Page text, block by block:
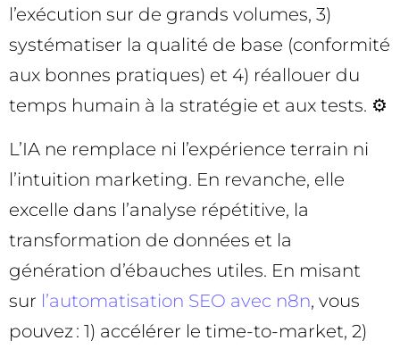
l’exécution sur de grands volumes, 3)
systématiser la qualité de base (conformité
aux bonnes pratiques) et 4) réallouer du
temps humain à la stratégie et aux tests. ⚙️
L’IA ne remplace ni l’expérience terrain ni
l’intuition marketing. En revanche, elle
excelle dans l’analyse répétitive, la
transformation de données et la
génération d’ébauches utiles. En misant
sur l’automatisation SEO avec n8n, vous
pouvez : 1) accélérer le time-to-market, 2)